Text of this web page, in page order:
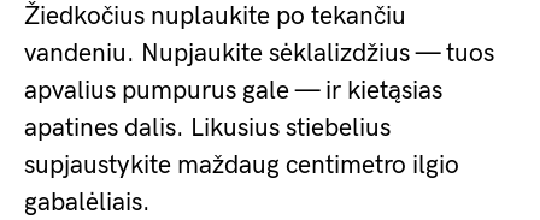
Žiedkočius nuplaukite po tekančiu
vandeniu. Nupjaukite sėklalizdžius — tuos
apvalius pumpurus gale — ir kietąsias
apatines dalis. Likusius stiebelius
supjaustykite maždaug centimetro ilgio
gabalėliais.